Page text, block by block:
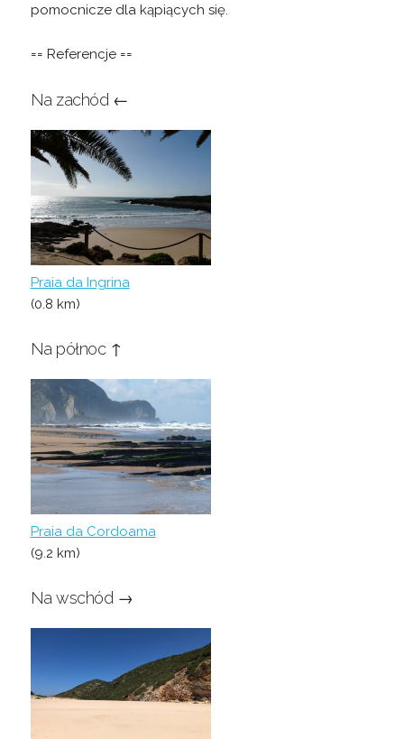
pomocnicze dla kąpiących się.
== Referencje ==
Na zachód ←
Praia da Ingrina
(0.8 km)
Na północ ↑
Praia da Cordoama
(9.2 km)
Na wschód →